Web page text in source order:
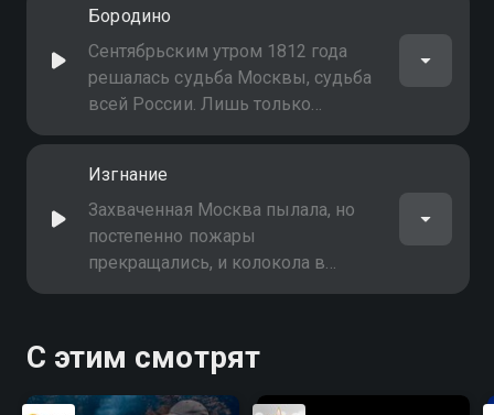
небольших боёв, используя
преимущества боёв на своей
территории
Бородино
Сентябрьским утром 1812 года
решалась судьба Москвы, судьба
всей России. Лишь только
забрезжил рассвет, начался
фланга русских позиций
французской армией
Изгнание
Захваченная Москва пылала, но
постепенно пожары
прекращались, и колокола в
московских церквях замолчали.
армию, расквартированную в
Москве
С этим смотрят